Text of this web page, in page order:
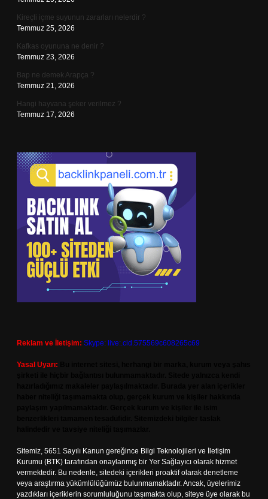
Kireçli içme suyunun zararları nelerdir ?
Temmuz 25, 2026
Kafkas oyununa ne denir ?
Temmuz 23, 2026
Bap ne demek Arapça ?
Temmuz 21, 2026
Hangi hayvana şeker verilmez ?
Temmuz 17, 2026
Reklam ve İletişim: Skype: live:.cid.575569c608265c69
Yasal Uyarı:
Sitemiz, 5651 Sayılı Kanun gereğince Bilgi Teknolojileri ve İletişim
Kurumu (BTK) tarafından onaylanmış bir Yer Sağlayıcı olarak hizmet
vermektedir. Bu nedenle, sitedeki içerikleri proaktif olarak denetleme
veya araştırma yükümlülüğümüz bulunmamaktadır. Ancak, üyelerimiz
yazdıkları içeriklerin sorumluluğunu taşımakta olup, siteye üye olarak bu